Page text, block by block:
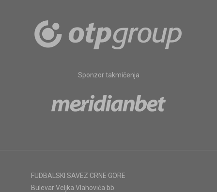
Sponzor takmičenja
FUDBALSKI SAVEZ CRNE GORE
Bulevar Veljka Vlahovića bb